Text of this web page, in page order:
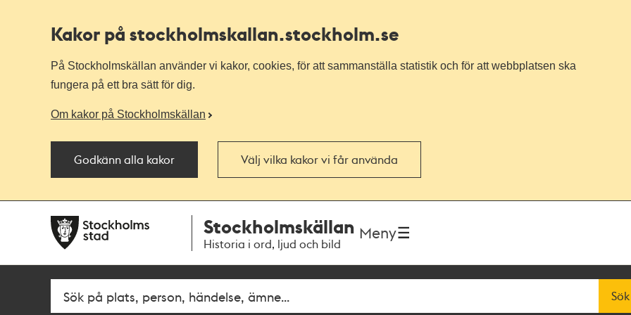
Kakor på stockholmskallan.stockholm.se
På Stockholmskällan använder vi kakor, cookies, för att sammanställa statistik och för att webbplatsen ska
fungera på ett bra sätt för dig.
Om kakor på Stockholmskällan
Godkänn alla kakor Välj vilka kakor vi får använda
navigationen
huvudinnehållet
Stockholmskällan
Historia i ord, ljud och bild
Meny
Fritextsök Sök